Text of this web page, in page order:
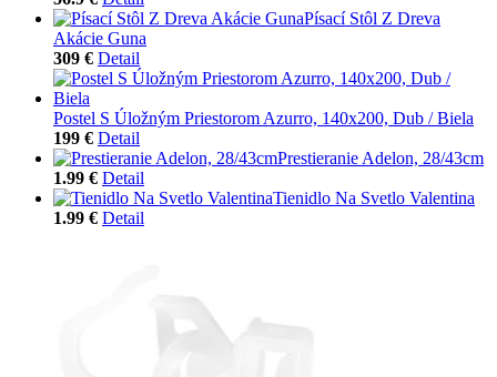
Písací Stôl Z Dreva
Akácie Guna
309 € Detail
Postel S Úložným Priestorom Azurro, 140x200, Dub / Biela
199 € Detail
Prestieranie Adelon, 28/43cm
1.99 € Detail
Tienidlo Na Svetlo Valentina
1.99 € Detail